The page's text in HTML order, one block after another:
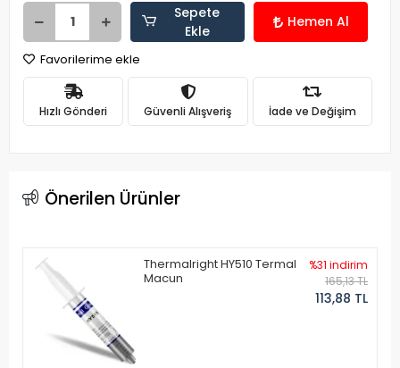
Sepete
Ekle
Hemen Al
Favorilerime ekle
Hızlı Gönderi Güvenli Alışveriş İade ve Değişim
Önerilen Ürünler
Thermalright HY510 Termal
Macun
%31 indirim
165,13 TL
113,88 TL